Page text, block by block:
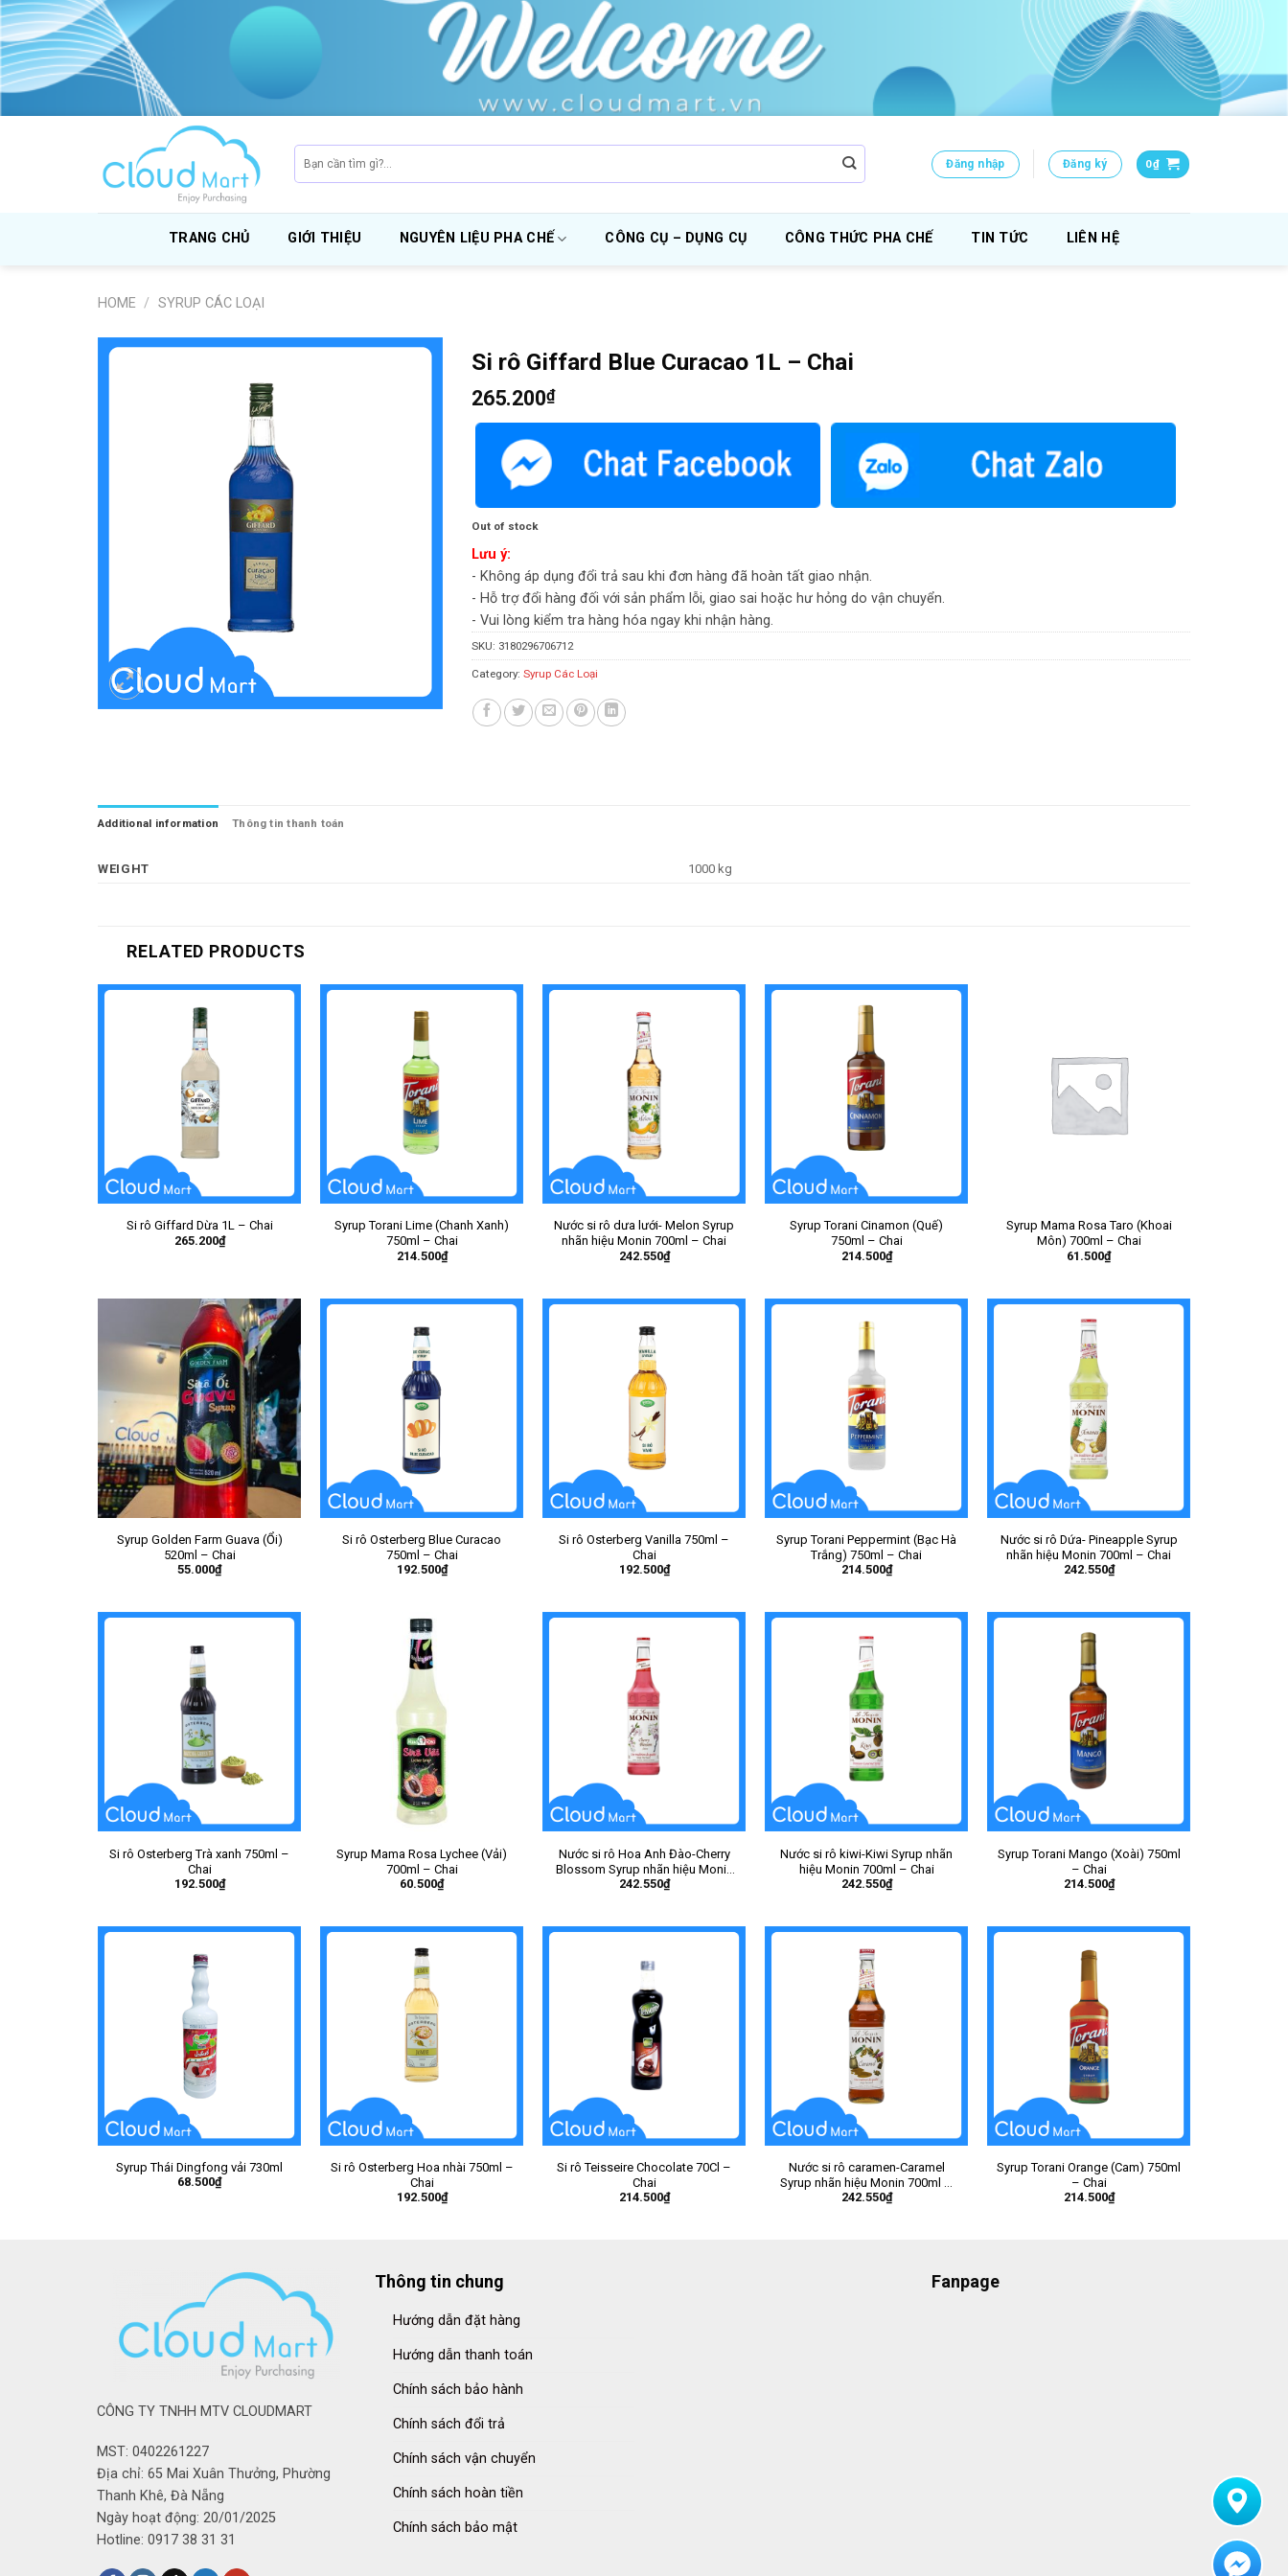
Skip
to
content
for:
Đăng nhập Đăng ký 0₫
TRANG CHỦ GIỚI THIỆU NGUYÊN LIỆU PHA CHẾ CÔNG CỤ – DỤNG CỤ CÔNG THỨC PHA CHẾ TIN TỨC LIÊN HỆ
HOME / SYRUP CÁC LOẠI
Si rô Giffard Blue Curacao 1L – Chai
265.200₫
Out of stock
Lưu ý:
- Không áp dụng đổi trả sau khi đơn hàng đã hoàn tất giao nhận.
- Hỗ trợ đổi hàng đối với sản phẩm lỗi, giao sai hoặc hư hỏng do vận chuyển.
- Vui lòng kiểm tra hàng hóa ngay khi nhận hàng.
SKU: 3180296706712
Category: Syrup Các Loại
Additional information Thông tin thanh toán
WEIGHT 1000 kg
RELATED PRODUCTS
Si rô Giffard Dừa 1L – Chai
265.200₫
Syrup Torani Lime (Chanh Xanh)
750ml – Chai
214.500₫
Nước si rô dưa lưới- Melon Syrup
nhãn hiệu Monin 700ml – Chai
242.550₫
Syrup Torani Cinamon (Quế)
750ml – Chai
214.500₫
Syrup Mama Rosa Taro (Khoai
Môn) 700ml – Chai
61.500₫
Syrup Golden Farm Guava (Ổi)
520ml – Chai
55.000₫
Si rô Osterberg Blue Curacao
750ml – Chai
192.500₫
Si rô Osterberg Vanilla 750ml –
Chai
192.500₫
Syrup Torani Peppermint (Bạc Hà
Trắng) 750ml – Chai
214.500₫
Nước si rô Dứa- Pineapple Syrup
nhãn hiệu Monin 700ml – Chai
242.550₫
Si rô Osterberg Trà xanh 750ml –
Chai
192.500₫
Syrup Mama Rosa Lychee (Vải)
700ml – Chai
60.500₫
Nước si rô Hoa Anh Đào-Cherry
Blossom Syrup nhãn hiệu Monin
700ml – Chai
242.550₫
Nước si rô kiwi-Kiwi Syrup nhãn
hiệu Monin 700ml – Chai
242.550₫
Syrup Torani Mango (Xoài) 750ml
– Chai
214.500₫
Syrup Thái Dingfong vải 730ml
68.500₫
Si rô Osterberg Hoa nhài 750ml –
Chai
192.500₫
Si rô Teisseire Chocolate 70Cl –
Chai
214.500₫
Nước si rô caramen-Caramel
Syrup nhãn hiệu Monin 700ml –
Chai
242.550₫
Syrup Torani Orange (Cam) 750ml
– Chai
214.500₫
CÔNG TY TNHH MTV CLOUDMART
MST: 0402261227
Địa chỉ: 65 Mai Xuân Thưởng, Phường
Thanh Khê, Đà Nẵng
Ngày hoạt động: 20/01/2025
Hotline: 0917 38 31 31
Thông tin chung
Hướng dẫn đặt hàng
Hướng dẫn thanh toán
Chính sách bảo hành
Chính sách đổi trả
Chính sách vận chuyển
Chính sách hoàn tiền
Chính sách bảo mật
Fanpage